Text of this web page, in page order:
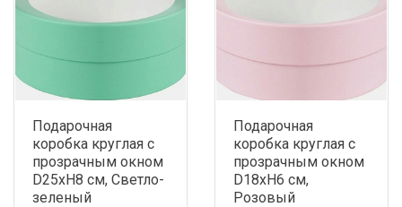
Подарочная
коробка круглая с
прозрачным окном
D25хH8 см, Светло-
зеленый
Подарочная
коробка круглая с
прозрачным окном
D18хH6 см,
Розовый